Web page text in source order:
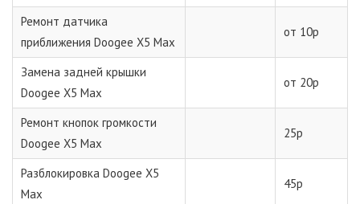
Ремонт датчика
приближения Doogee X5 Max
от 10р
Замена задней крышки
Doogee X5 Max
от 20р
Ремонт кнопок громкости
Doogee X5 Max
25р
Разблокировка Doogee X5
Max
45р